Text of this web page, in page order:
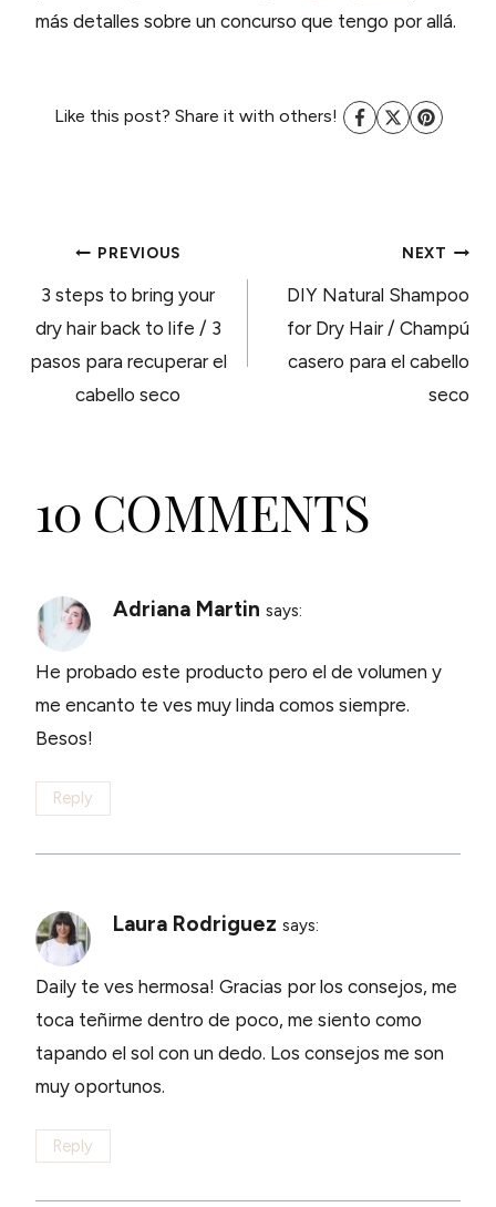
más detalles sobre un concurso que tengo por allá.
Like this post? Share it with others!
POST
NAVIGATION
PREVIOUS
3 steps to bring your
dry hair back to life / 3
pasos para recuperar el
cabello seco
NEXT
DIY Natural Shampoo
for Dry Hair / Champú
casero para el cabello
seco
10 COMMENTS
Adriana Martin says:
He probado este producto pero el de volumen y
me encanto te ves muy linda comos siempre.
Besos!
Reply
Laura Rodriguez says:
Daily te ves hermosa! Gracias por los consejos, me
toca teñirme dentro de poco, me siento como
tapando el sol con un dedo. Los consejos me son
muy oportunos.
Reply